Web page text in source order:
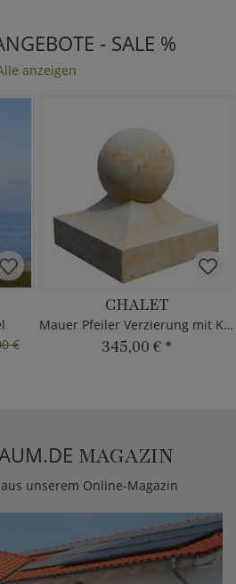
- SALE %
anzeigen
€
CHALET
Mauer Pfeiler Verzierung mit Kugel
345,00 € *
MAGAZIN
unserem Online-Magazin